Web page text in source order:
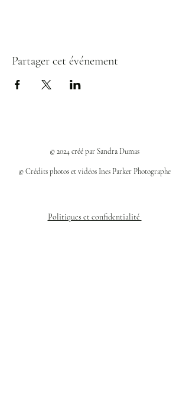
Partager cet événement
© 2024 créé par Sandra Dumas
© Crédits photos et vidéos Ines Parker Photographe
Politiques et confidentialité